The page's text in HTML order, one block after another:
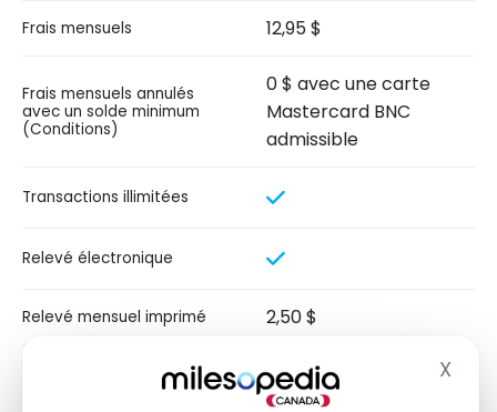
X
Frais mensuels 12,95 $
Frais mensuels annulés
avec un solde minimum
(Conditions)
0 $ avec une carte
Mastercard BNC
admissible
Transactions illimitées
Relevé électronique
Relevé mensuel imprimé 2,50 $
Frais de retrait au guichet
automatique (Institution)
0 $